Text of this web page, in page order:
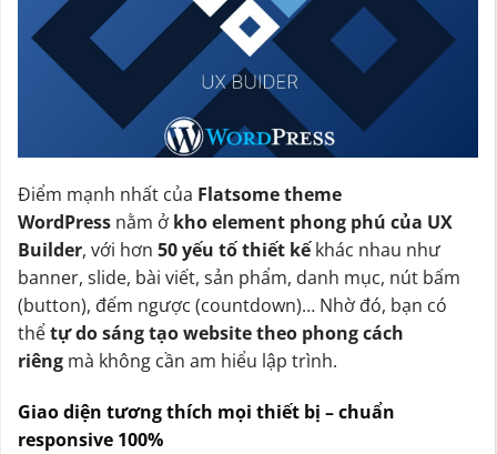
Điểm mạnh nhất của Flatsome theme
WordPress nằm ở kho element phong phú của UX
Builder, với hơn 50 yếu tố thiết kếkhác nhau như
banner, slide, bài viết, sản phẩm, danh mục, nút bấm
(button), đếm ngược (countdown)… Nhờ đó, bạn có
thểtự do sáng tạo website theo phong cách
riêng mà không cần am hiểu lập trình.
Giao diện tương thích mọi thiết bị – chuẩn
responsive 100%